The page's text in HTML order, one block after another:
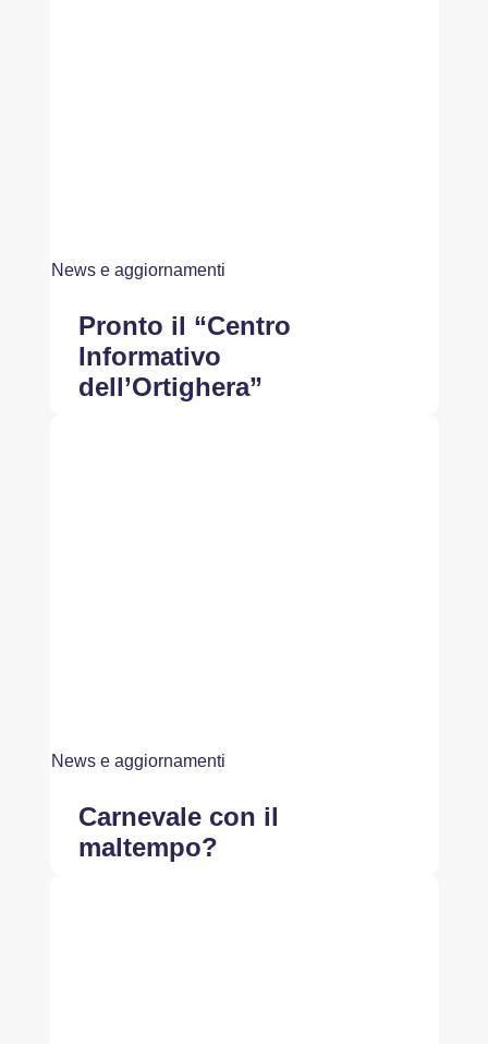
News e aggiornamenti
Pronto il “Centro
Informativo
dell’Ortighera”
News e aggiornamenti
Carnevale con il
maltempo?